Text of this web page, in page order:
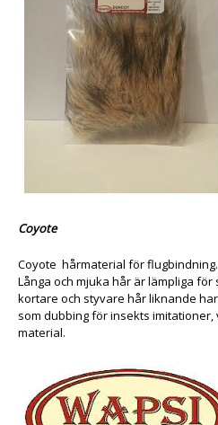
Coyote
Coyote hårmaterial för flugbindning.
Långa och mjuka hår är lämpliga
kortare och styvare hår liknande
som dubbing för insekts
material.